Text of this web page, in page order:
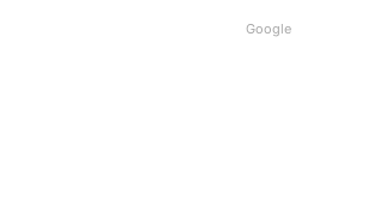
Google